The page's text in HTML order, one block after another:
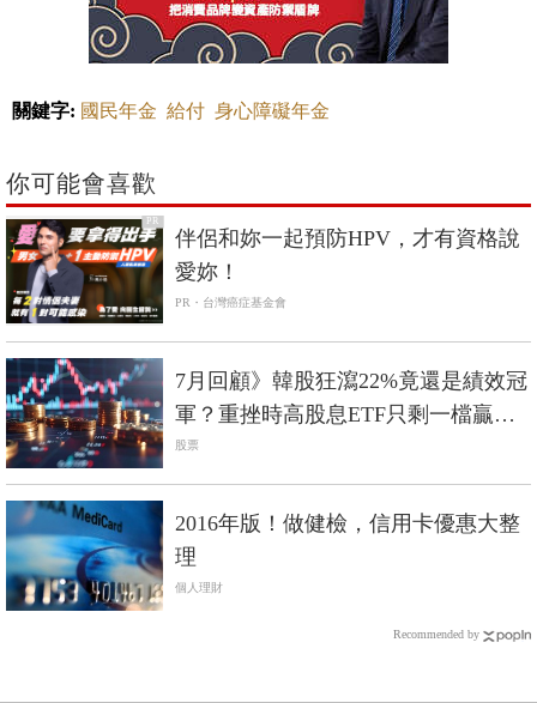
關鍵字: 國民年金 給付 身心障礙年金
你可能會喜歡
PR
伴侶和妳一起預防HPV，才有資格說
愛妳！
PR・台灣癌症基金會
7月回顧》韓股狂瀉22%竟還是績效冠
軍？重挫時高股息ETF只剩一檔贏過
0050
股票
2016年版！做健檢，信用卡優惠大整
理
個人理財
Recommended by